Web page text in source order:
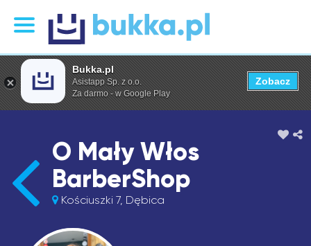
O Mały Włos
BarberShop
Kościuszki 7, Dębica
Bukka.pl
Asistapp Sp. z o.o.
Za darmo - w Google Play
Zobacz